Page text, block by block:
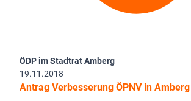
ÖDP im Stadtrat Amberg
19.11.2018
Antrag Verbesserung ÖPNV in Amberg